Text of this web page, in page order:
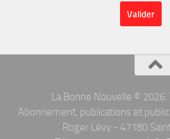
La Bonne Nouvelle ©
Abonnement, publications et
Roger Lévy - 47180